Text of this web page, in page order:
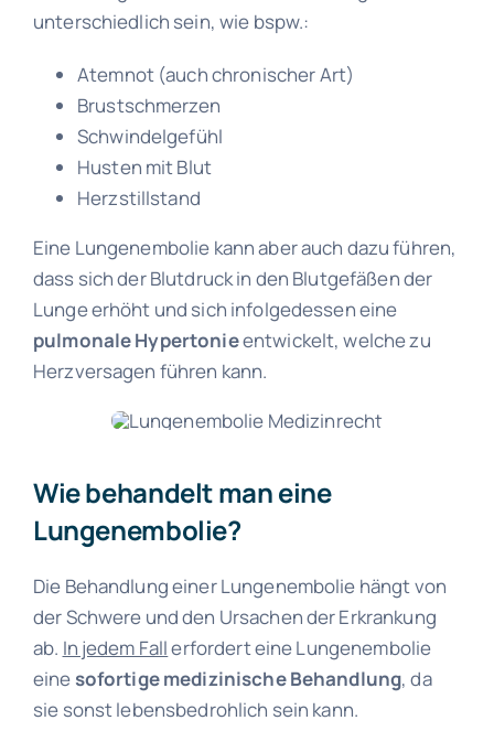
unterschiedlich sein, wie bspw.:
Atemnot (auch chronischer Art)
Brustschmerzen
Schwindelgefühl
Husten mit Blut
Herzstillstand
Eine Lungenembolie kann aber auch dazu führen,
dass sich der Blutdruck in den Blutgefäßen der
Lunge erhöht und sich infolgedessen eine
pulmonale Hypertonieentwickelt, welche zu
Herzversagen führen kann.
Wie behandelt man eine
Lungenembolie?
Die Behandlung einer Lungenembolie hängt von
der Schwere und den Ursachen der Erkrankung
ab. In jedem Fallerfordert eine Lungenembolie
eine sofortige medizinische Behandlung, da
sie sonst lebensbedrohlich sein kann.